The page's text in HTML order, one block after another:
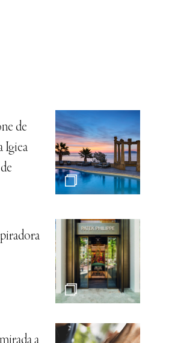
de
Igiea